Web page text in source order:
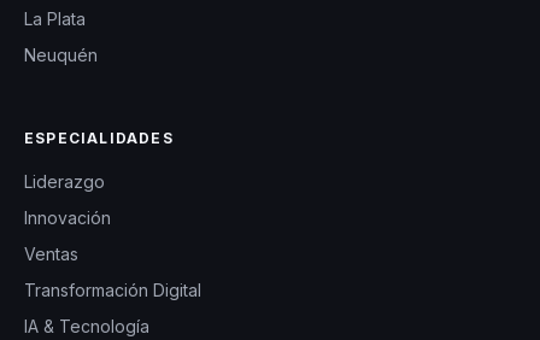
La Plata
Neuquén
ESPECIALIDADES
Liderazgo
Innovación
Ventas
Transformación Digital
IA & Tecnología